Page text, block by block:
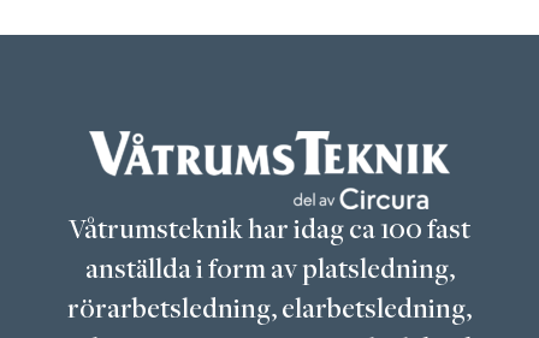
Våtrumsteknik har idag ca 100 fast
anställda i form av platsledning,
rörarbetsledning, elarbetsledning,